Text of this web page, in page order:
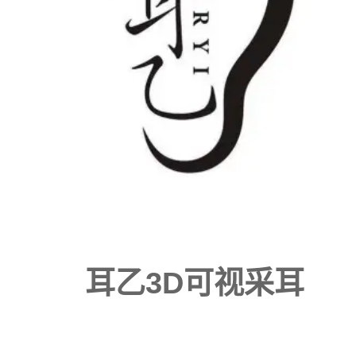
耳乙3D可视采耳